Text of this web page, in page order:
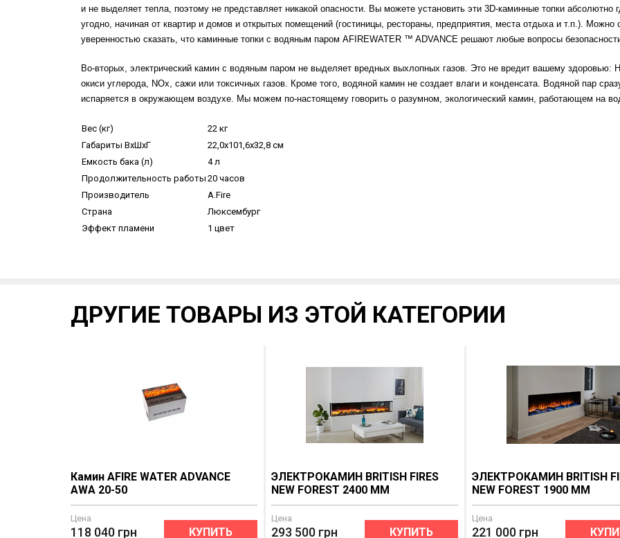
и не выделяет тепла, поэтому не представляет никакой опасности. Вы можете установить эти 3D-каминные топки абсолютно
угодно, начиная от квартир и домов и открытых помещений (гостиницы, рестораны, предприятия, места отдыха и т.п.). Можно
уверенностью сказать, что каминные топки с водяным паром AFIREWATER ™ ADVANCE решают любые вопросы
Во-вторых, электрический камин с водяным паром не выделяет вредных выхлопных газов. Это не вредит вашему здоровью:
окиси углерода, NOx, сажи или токсичных газов. Кроме того, водяной камин не создает влаги и конденсата. Водяной пар
испаряется в окружающем воздухе. Мы можем по-настоящему говорить о разумном, экологический камин, работающем на
Вес (кг)
22 кг
Габариты ВхШхГ
22,0х101,6х32,8 см
Емкость бака (л)
4 л
Продолжительность работы 20 часов
Производитель
A.Fire
Страна
Люксембург
Эффект пламени
1 цвет
ДРУГИЕ ТОВАРЫ ИЗ ЭТОЙ КАТЕГОРИИ
Камин AFIRE WATER ADVANCE
AWA 20-50
Цена
118 040 грн КУПИТЬ
ЭЛЕКТРОКАМИН BRITISH FIRES
NEW FOREST 2400 MM
Цена
293 500 грн КУПИТЬ
ЭЛЕКТРОКАМИН BRITISH
NEW FOREST 1900 MM
Цена
221 000 грн